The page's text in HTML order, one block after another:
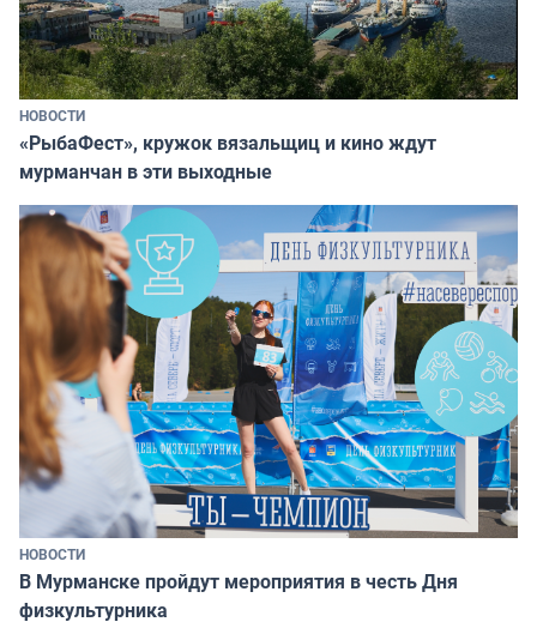
НОВОСТИ
«РыбаФест», кружок вязальщиц и кино ждут
мурманчан в эти выходные
НОВОСТИ
В Мурманске пройдут мероприятия в честь Дня
физкультурника